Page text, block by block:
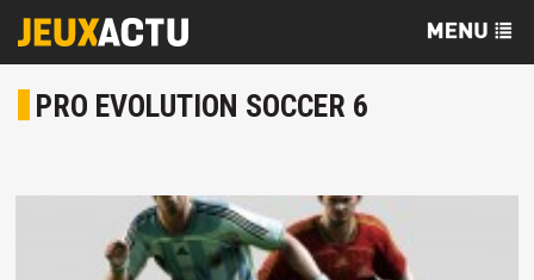
PRO EVOLUTION SOCCER 6